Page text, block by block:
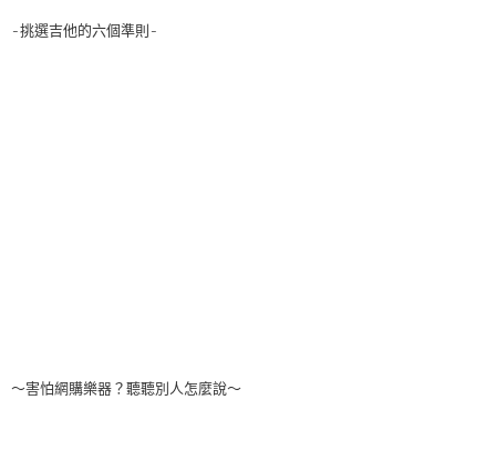
-挑選吉他的六個準則-
～害怕網購樂器？聽聽別人怎麼說～